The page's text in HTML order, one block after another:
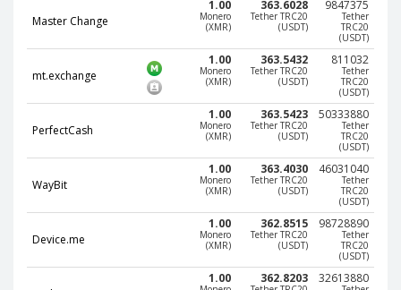
Master Change
1.00
Monero
(XMR)
363.6028
Tether TRC20
(USDT)
9847375
Tether
TRC20
(USDT)
mt.exchange
1.00
Monero
(XMR)
363.5432
Tether TRC20
(USDT)
811032
Tether
TRC20
(USDT)
PerfectCash
1.00
Monero
(XMR)
363.5423
Tether TRC20
(USDT)
50333880
Tether
TRC20
(USDT)
WayBit
1.00
Monero
(XMR)
363.4030
Tether TRC20
(USDT)
46031040
Tether
TRC20
(USDT)
Device.me
1.00
Monero
(XMR)
362.8515
Tether TRC20
(USDT)
98728890
Tether
TRC20
(USDT)
1.00 362.8203 32613880
Neteller INR
Neteller INR
Neteller GBP
Neteller SEK
PaySera USD
PaySera EUR
PaySera PLN
AliPay CNY
UnionPay CNY
Paymer USD